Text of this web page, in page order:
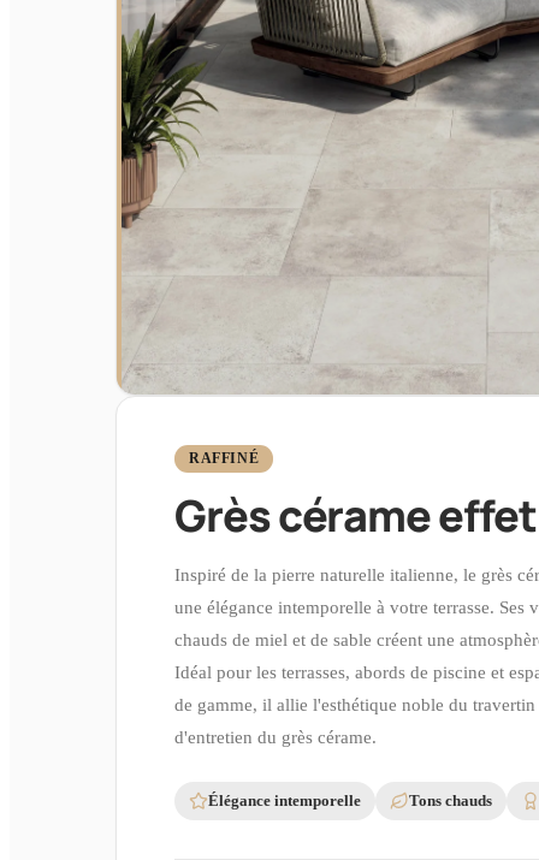
RAFFINÉ
Grès cérame
Inspiré de la pierre naturelle italienne, le grès
une élégance intemporelle à votre terrasse. Ses
chauds de miel et de sable créent une
Idéal pour les terrasses, abords de piscine et
de gamme, il allie l'esthétique noble du
d'entretien du grès cérame.
Élégance intemporelle Tons chauds